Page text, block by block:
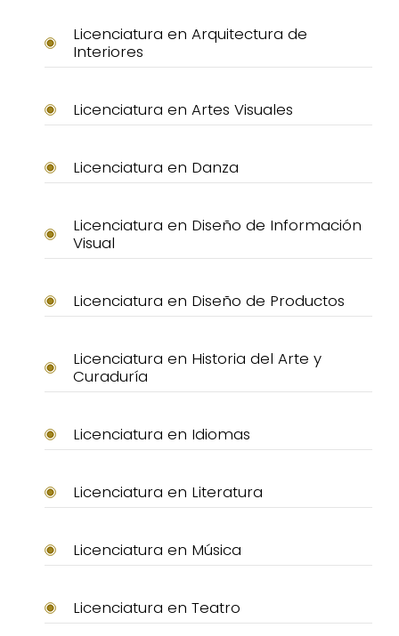
Licenciatura en Arquitectura de
Interiores
Licenciatura en Artes Visuales
Licenciatura en Danza
Licenciatura en Diseño de Información
Visual
Licenciatura en Diseño de Productos
Licenciatura en Historia del Arte y
Curaduría
Licenciatura en Idiomas
Licenciatura en Literatura
Licenciatura en Música
Licenciatura en Teatro